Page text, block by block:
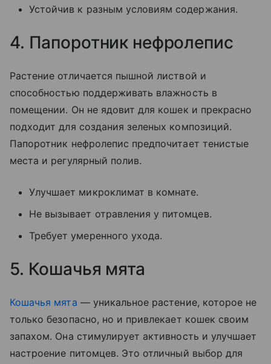
Устойчив к разным условиям содержания.
4. Папоротник нефролепис
Растение отличается пышной листвой и
способностью поддерживать влажность в
помещении. Он не ядовит для кошек и прекрасно
подходит для создания зеленых композиций.
Папоротник нефролепис предпочитает тенистые
места и регулярный полив.
Улучшает микроклимат в комнате.
Не вызывает отравления у питомцев.
Требует умеренного ухода.
5. Кошачья мята
Кошачья мята — уникальное растение, которое не
только безопасно, но и привлекает кошек своим
запахом. Она стимулирует активность и улучшает
настроение питомцев. Это отличный выбор для